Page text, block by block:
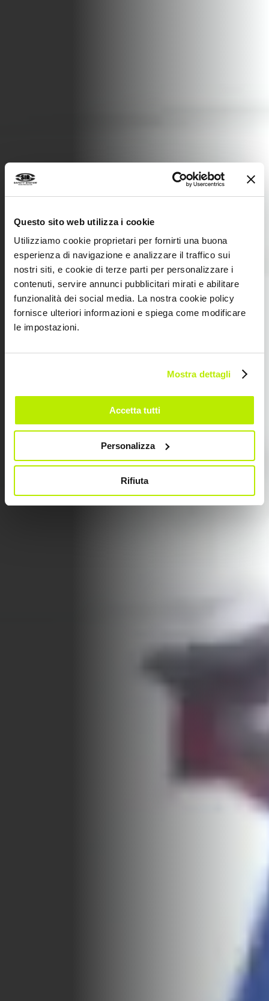
Questo sito web utilizza i cookie
Utilizziamo cookie proprietari per fornirti una buona
esperienza di navigazione e analizzare il traffico sui
nostri siti, e cookie di terze parti per personalizzare i
contenuti, servire annunci pubblicitari mirati e abilitare
funzionalità dei social media. La nostra cookie policy
fornisce ulteriori informazioni e spiega come modificare
le impostazioni.
Mostra dettagli
Accetta tutti
Personalizza
Rifiuta
SECTORES DE ACTIVIDAD
DESCUBRA
NUESTROS
SECTORES DE
ACTIVIDAD